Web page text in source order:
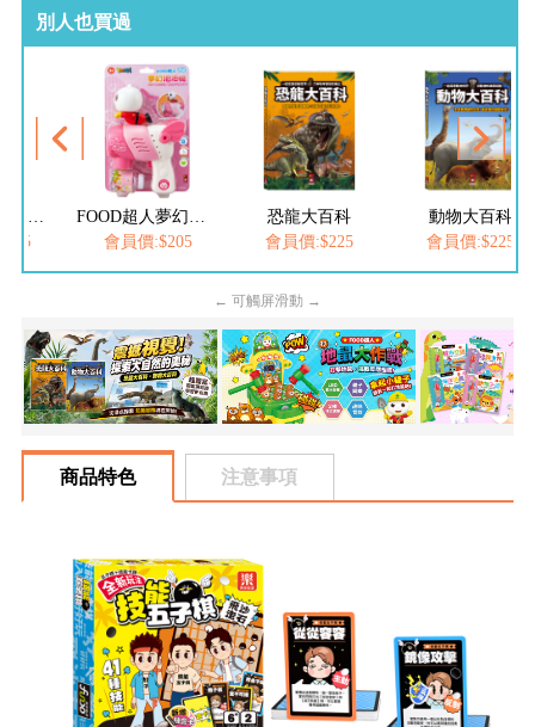
別人也買過
會員價:$205
恐龍大百科
會員價:$225
動物大百科
會員價:$225
← 可觸屏滑動 →
商品特色 注意事項